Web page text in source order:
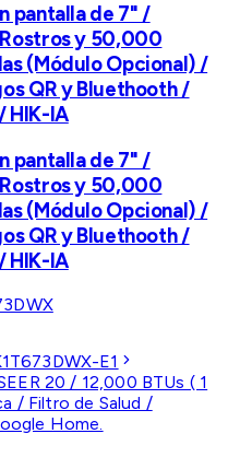
pantalla de 7" /
y 50,000
(Módulo Opcional) /
QR y Bluethooth /
HIK-IA
pantalla de 7" /
y 50,000
(Módulo Opcional) /
QR y Bluethooth /
HIK-IA
E1